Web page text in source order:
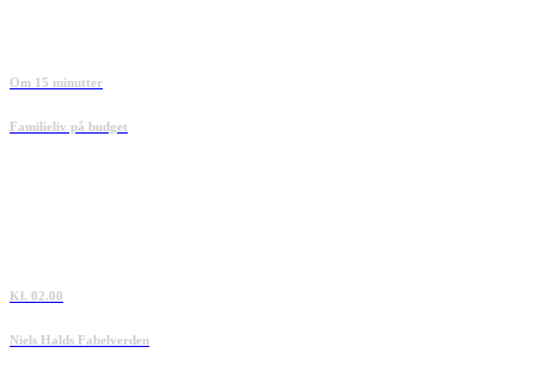
Om 15 minutter
Familieliv på budget
Kl. 02.00
Niels Halds Fabelverden